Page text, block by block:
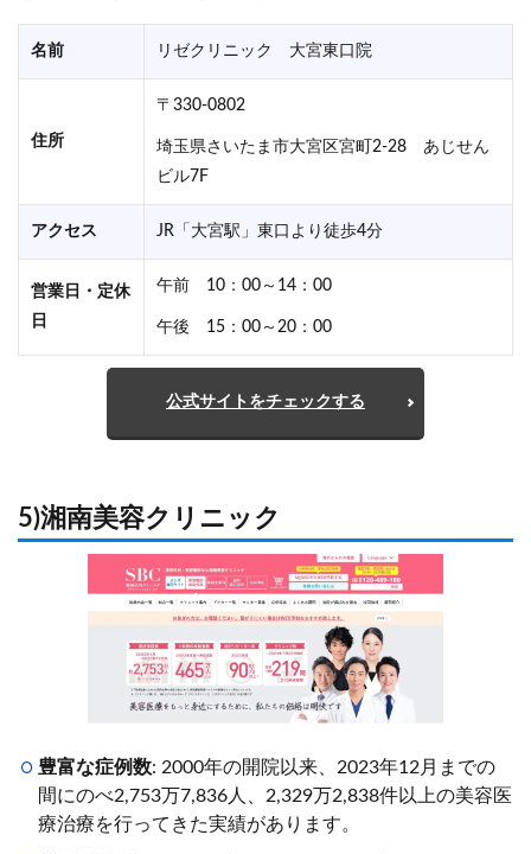
名前 リゼクリニック 大宮東口院
住所
〒330-0802
埼玉県さいたま市大宮区宮町2-28 あじせん
ビル7F
アクセス JR「大宮駅」東口より徒歩4分
営業日・定休
日
午前 10：00～14：00
午後 15：00～20：00
公式サイトをチェックする
5)湘南美容クリニック
豊富な症例数: 2000年の開院以来、2023年12月までの
間にのべ2,753万7,836人、2,329万2,838件以上の美容医
療治療を行ってきた実績があります。